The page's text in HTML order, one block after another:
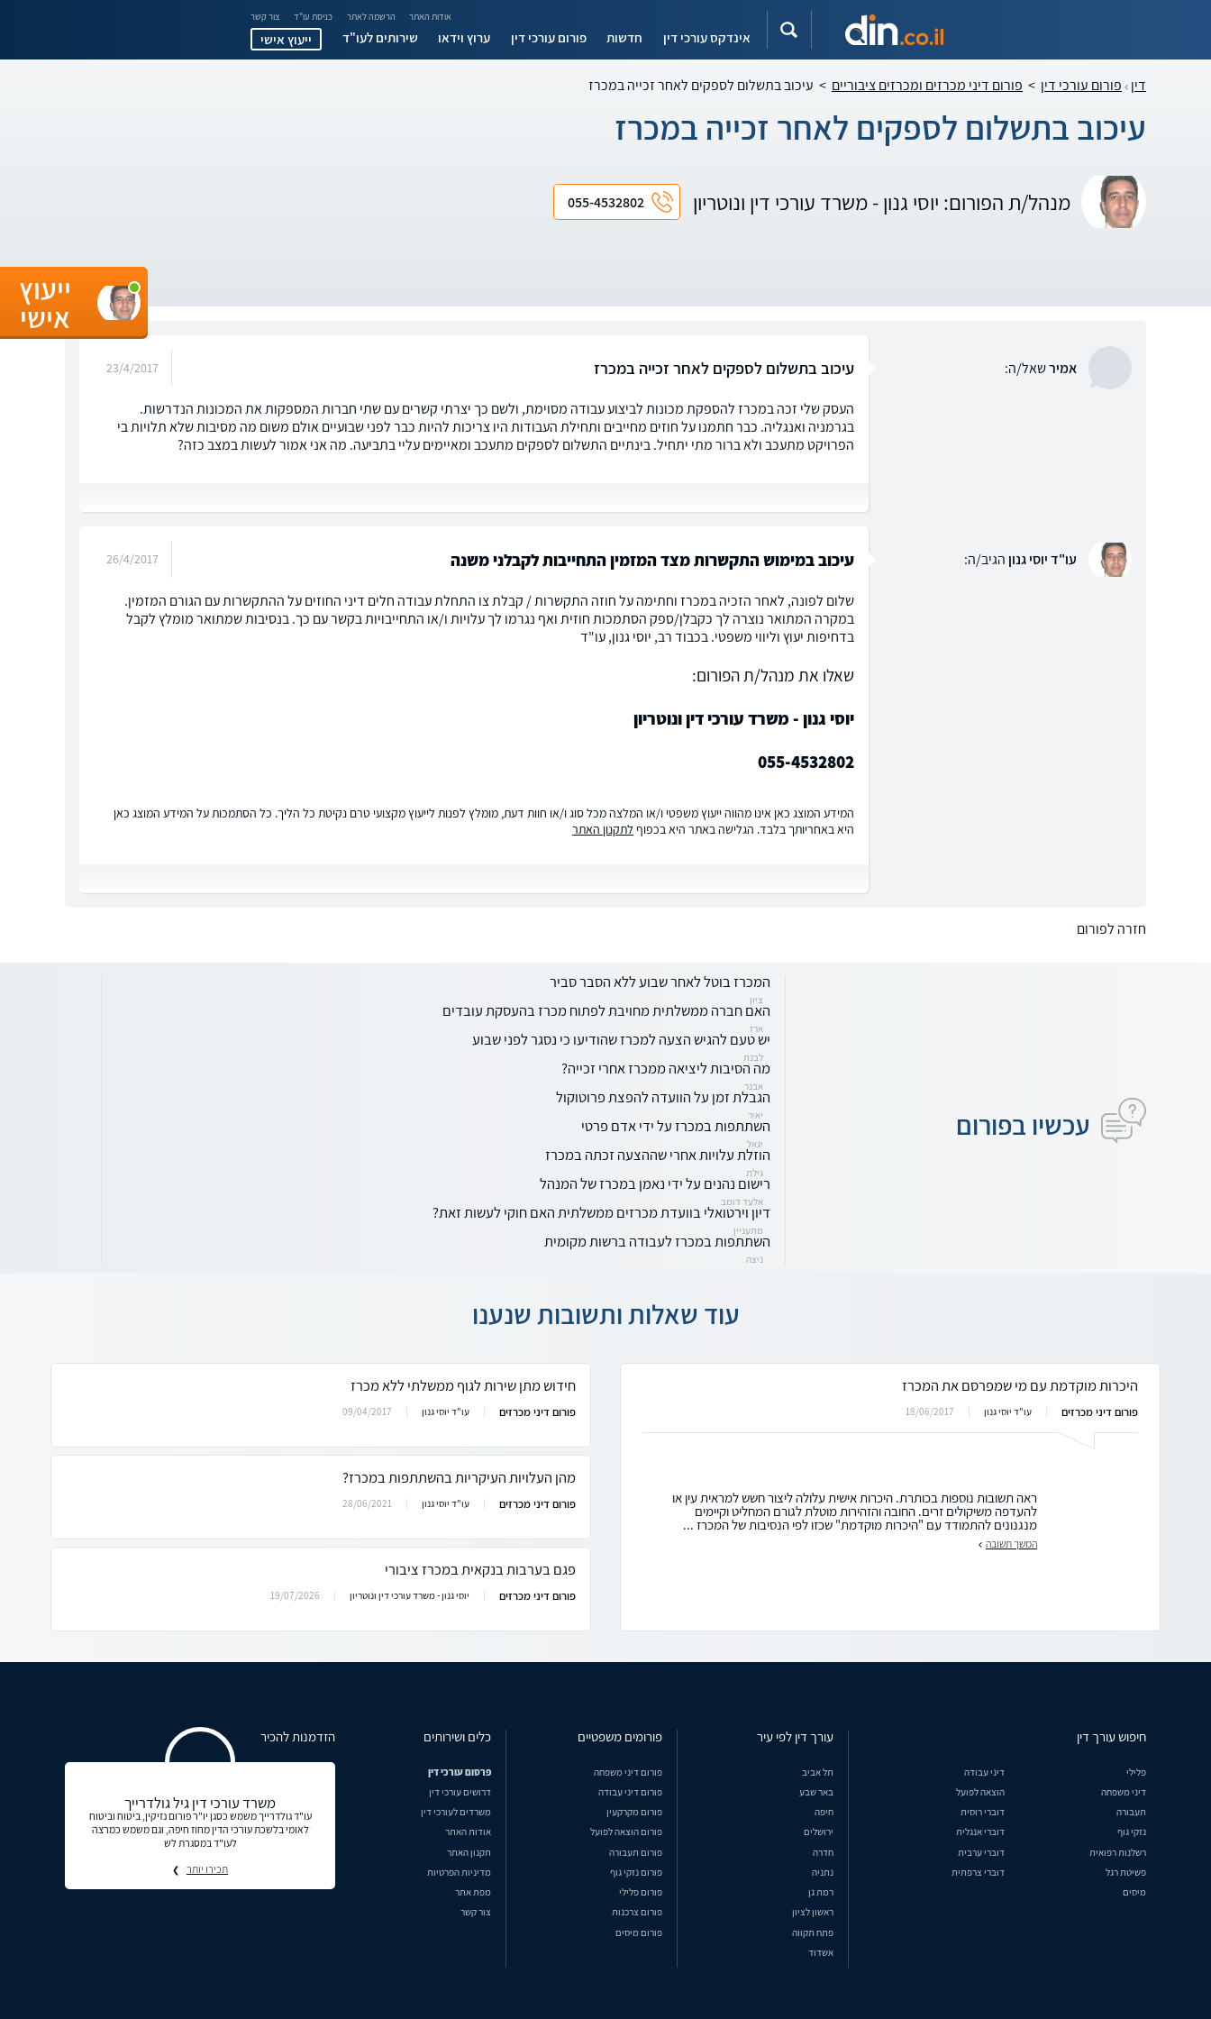
אודות האתר הרשמה לאתר כניסת עו"ד צור קשר
אינדקס עורכי דין חדשות פורום עורכי דין ערוץ וידאו שירותים לעו"ד ייעוץ אישי
דין פורום עורכי דין > פורום דיני מכרזים ומכרזים ציבוריים > עיכוב בתשלום לספקים לאחר זכייה במכרז
עיכוב בתשלום לספקים לאחר זכייה במכרז
מנהל/ת הפורום: יוסי גנון - משרד עורכי דין ונוטריון 055-4532802
אמירשאל/ה: עיכוב בתשלום לספקים לאחר זכייה במכרז 23/4/2017
העסק שלי זכה במכרז להספקת מכונות לביצוע עבודה מסוימת, ולשם כך יצרתי קשרים עם שתי חברות המספקות את המכונות הנדרשות.
בגרמניה ואנגליה. כבר חתמנו על חוזים מחייבים ותחילת העבודות היו צריכות להיות כבר לפני שבועיים אולם משום מה מסיבות שלא תלויות בי
הפרויקט מתעכב ולא ברור מתי יתחיל. בינתיים התשלום לספקים מתעכב ומאיימים עליי בתביעה. מה אני אמור לעשות במצב כזה?
עו"ד יוסי גנון הגיב/ה: עיכוב במימוש התקשרות מצד המזמין התחייבות לקבלני משנה 26/4/2017
שלום לפונה, לאחר הזכיה במכרז וחתימה על חוזה התקשרות / קבלת צו התחלת עבודה חלים דיני החוזים על ההתקשרות עם הגורם המזמין.
במקרה המתואר נוצרה לך כקבלן/ספק הסתמכות חוזית ואף נגרמו לך עלויות ו/או התחייבויות בקשר עם כך. בנסיבות שמתואר מומלץ לקבל
בדחיפות יעוץ וליווי משפטי. בכבוד רב, יוסי גנון, עו"ד
שאלו את מנהל/ת הפורום:
יוסי גנון - משרד עורכי דין ונוטריון
055-4532802
המידע המוצג כאן אינו מהווה ייעוץ משפטי ו/או המלצה מכל סוג ו/או חוות דעת, מומלץ לפנות לייעוץ מקצועי טרם נקיטת כל הליך. כל הסתמכות על המידע המוצג כאן
היא באחריותך בלבד. הגלישה באתר היא בכפוף לתקנון האתר
חזרה לפורום
עכשיו בפורום
המכרז בוטל לאחר שבוע ללא הסבר סביר
ציון
האם חברה ממשלתית מחויבת לפתוח מכרז בהעסקת עובדים
ארז
יש טעם להגיש הצעה למכרז שהודיעו כי נסגר לפני שבוע
לבנת
מה הסיבות ליציאה ממכרז אחרי זכייה?
אבנר
הגבלת זמן על הוועדה להפצת פרוטוקול
יאיר
השתתפות במכרז על ידי אדם פרטי
יגאל
הוזלת עלויות אחרי שההצעה זכתה במכרז
גילת
רישום נהנים על ידי נאמן במכרז של המנהל
אלעד דומב
דיון וירטואלי בוועדת מכרזים ממשלתית האם חוקי לעשות זאת?
מתעניין
השתתפות במכרז לעבודה ברשות מקומית
ניצה
עוד שאלות ותשובות שנענו
היכרות מוקדמת עם מי שמפרסם את המכרז
פורום דיני מכרזים עו"ד יוסי גנון 18/06/2017
ראה תשובות נוספות בכותרת. היכרות אישית עלולה ליצור חשש למראית עין או
להעדפה משיקולים זרים. החובה והזהירות מוטלת לגורם המחליט וקיימים
מנגנונים להתמודד עם "היכרות מוקדמת" שכזו לפי הנסיבות של המכרז ...
המשך תשובה
חידוש מתן שירות לגוף ממשלתי ללא מכרז
פורום דיני מכרזים עו"ד יוסי גנון 09/04/2017
מהן העלויות העיקריות בהשתתפות במכרז?
פורום דיני מכרזים עו"ד יוסי גנון 28/06/2021
פגם בערבות בנקאית במכרז ציבורי
פורום דיני מכרזים יוסי גנון - משרד עורכי דין ונוטריון 19/07/2026
ייעוץ
אישי
חיפוש עורך דין
פלילי
דיני עבודה
דיני משפחה
הוצאה לפועל
תעבורה
דוברי רוסית
נזקי גוף
דוברי אנגלית
רשלנות רפואית
דוברי ערבית
פשיטת רגל
דוברי צרפתית
מיסים
עורך דין לפי עיר
תל אביב
באר שבע
חיפה
ירושלים
חדרה
נתניה
רמת גן
ראשון לציון
פתח תקווה
אשדוד
פורומים משפטיים
פורום דיני משפחה
פורום דיני עבודה
פורום מקרקעין
פורום הוצאה לפועל
פורום תעבורה
פורום נזקי גוף
פורום פלילי
פורום צרכנות
פורום מיסים
כלים ושירותים
פרסום עורכי דין
דרושים עורכי דין
משרדים לעורכי דין
אודות האתר
תקנון האתר
מדיניות הפרטיות
מפת אתר
צור קשר
הזדמנות להכיר
משרד עורכי דין גיל גולדרייך
עו"ד גולדרייך משמש כסגן יו"ר פורום נזיקין, ביטוח וביטוח
לאומי בלשכת עורכי הדין מחוז חיפה, וגם משמש כמרצה
לעו"ד במסגרת לש
תכירו יותר